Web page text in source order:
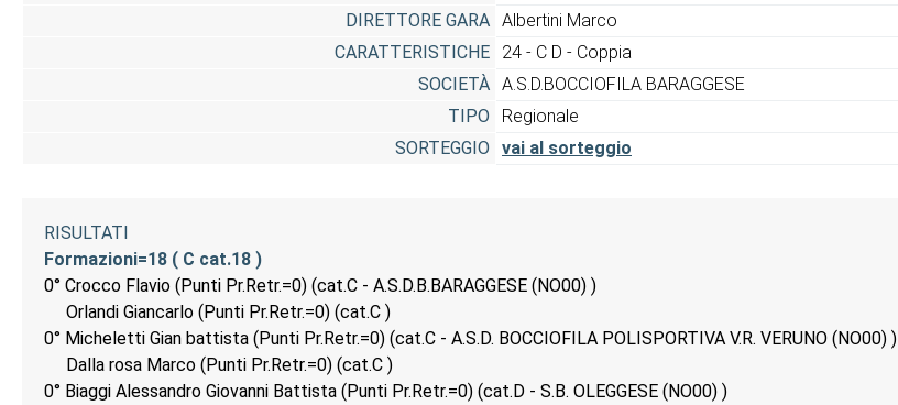
DIRETTORE GARA Albertini Marco
CARATTERISTICHE
24 - C D - Coppia
SOCIETÀ A.S.D.BOCCIOFILA BARAGGESE
TIPO
Regionale
SORTEGGIO
vai al sorteggio
RISULTATI
Formazioni=18 ( C cat.18 )
0° Crocco Flavio (Punti Pr.Retr.=0) (cat.C - A.S.D.B.BARAGGESE (NO00) )
Orlandi Giancarlo (Punti Pr.Retr.=0) (cat.C )
0° Micheletti Gian battista (Punti Pr.Retr.=0) (cat.C - A.S.D. BOCCIOFILA POLISPORTIVA V.R. VERUNO (NO00) )
Dalla rosa Marco (Punti Pr.Retr.=0) (cat.C )
0° Biaggi Alessandro Giovanni Battista (Punti Pr.Retr.=0) (cat.D - S.B. OLEGGESE (NO00) )